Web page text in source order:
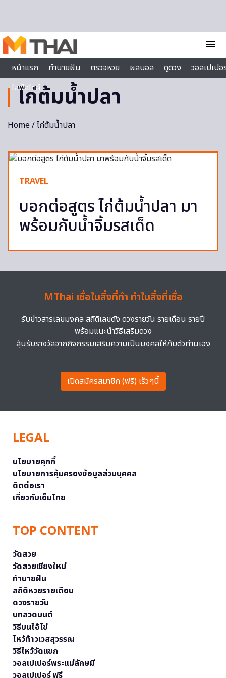
menu
หน้าแรก
ทำนายฝัน ตรวจหวย ผลบอล ดูดวง
วอลเปเป
ไลฟ์สไตล์
ไก่ต้มน้ำปลา
Home/ ไก่ต้มน้ำปลา
TRAVEL
บอกต่อสูตร ไก่ต้มน้ำปลา มา
พร้อมกับน้ำจิ้มรสเด็ด
MThai เชื่อในสิ่งที่ทำ ทำในสิ่งที่เชื่อ
รับข่าวสารเลขมงคล สถิติเลขดัง ดวงรายวัน รายเดือน รายปี
พร้อมแนะนำวิธีเสริมดวง
ลุ้นรับรางวัลจากกิจกรรมเสริมความเป็นมงคลให้กับตัวท่านเอง
เปิดสมัครสมาชิก (ฟรี) เร็วๆนี้
LEGAL
นโยบายคุกกี้
นโยบายการคุ้มครองข้อมูลส่วนบุคคล
ติดต่อเรา
เกี่ยวกับเอ็มไทย
TOP CONTENT
วัดสวย
วัดสวยเชียงใหม่
ทำนายฝัน
สถิติหวยรายเดือน
ดวงรายวัน
บทสวดมนต์
วิธีบนไอ้ไข่
ไหว้ท้าวเวสสุวรรณ
วิธีไหว้วัดแขก
วอลเปเปอร์พระแม่ลักษมี
วอลเปเปอร์ ฟรี